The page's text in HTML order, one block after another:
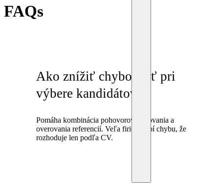
FAQs
Ako znížiť chybovosť pri
výbere kandidátov?
Pomáha kombinácia pohovorov, testovania a
overovania referencií. Veľa firiem robí chybu, že
rozhoduje len podľa CV.